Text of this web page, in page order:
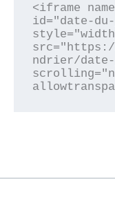
<iframe
id="date-
ndrier/